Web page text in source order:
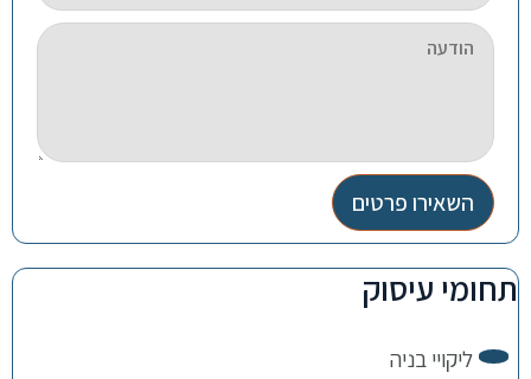
השאירו פרטים
תחומי עיסוק
ליקויי בניה